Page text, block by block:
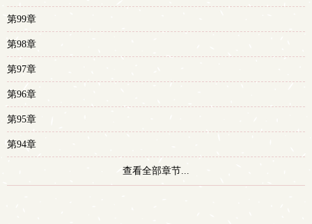
第99章
第98章
第97章
第96章
第95章
第94章
查看全部章节...